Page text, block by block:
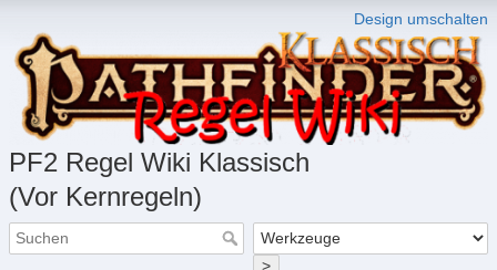
Design umschalten
PF2 Regel Wiki Klassisch
(Vor Kernregeln)
>